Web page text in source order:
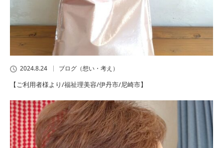
2024.8.24 ブログ（想い・考え）
【ご利用者様より/福祉理美容/伊丹市/尼崎市】